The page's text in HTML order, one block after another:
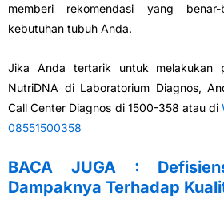
memberi rekomendasi yang
kebutuhan tubuh Anda.
Jika Anda tertarik untuk melakukan
NutriDNA di Laboratorium Diagnos,
Call Center Diagnos di 1500-358 atau di
08551500358
BACA JUGA :
Dampaknya Terhadap